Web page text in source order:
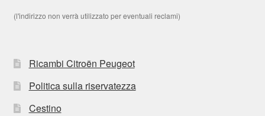
(l'indirizzo non verrà utilizzato per eventuali reclami)
Ricambi Citroën Peugeot
Politica sulla riservatezza
Cestino